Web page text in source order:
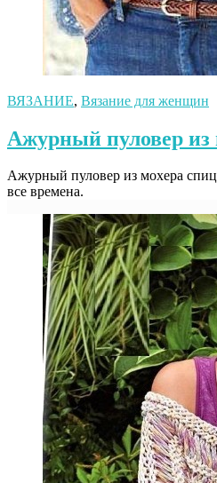
ВЯЗАНИЕ, Вязание для женщин
Ажурный пуловер из
Ажурный пуловер из мохера
все времена.